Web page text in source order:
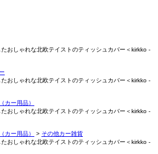
おしゃれな北欧テイストのティッシュカバー＜kirkko -
おしゃれな北欧テイストのティッシュカバー＜kirkko -
カー用品）
おしゃれな北欧テイストのティッシュカバー＜kirkko -
カー用品）
その他カー雑貨
おしゃれな北欧テイストのティッシュカバー＜kirkko -